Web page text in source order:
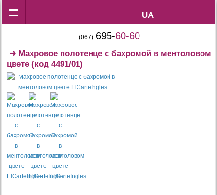
UA
UA
(067) 695-60-60
➜ Махровое полотенце с бахромой в ментоловом
цвете (код 4491/01)